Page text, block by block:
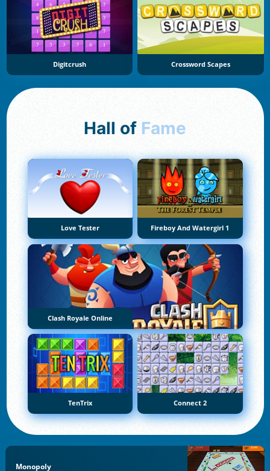
Digitcrush Crossword Scapes
Hall of Fame
Love Tester Fireboy And Watergirl 1
Clash Royale Online
TenTrix Connect 2
Monopoly